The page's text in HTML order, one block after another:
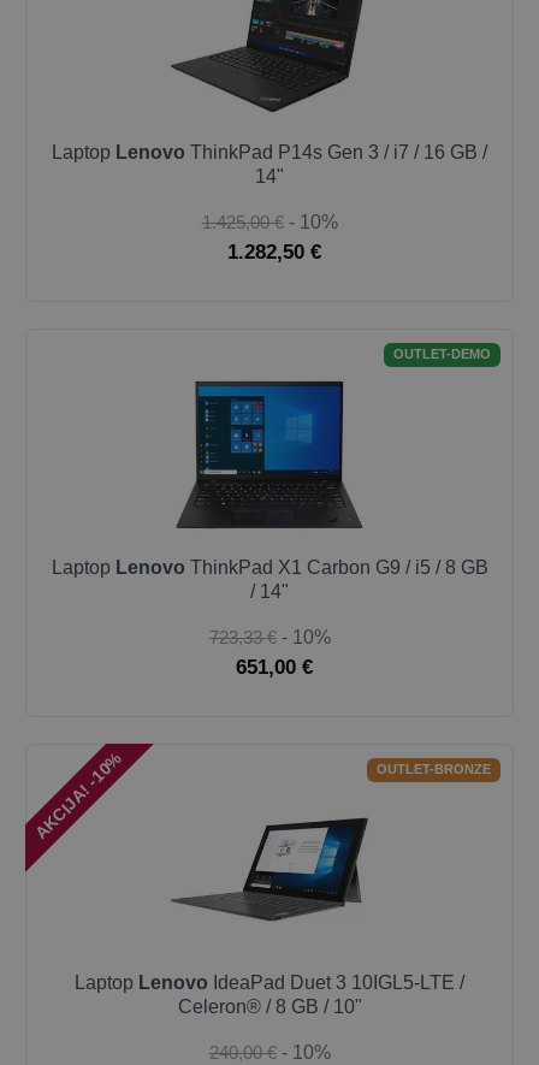
Laptop Lenovo ThinkPad P14s Gen 3 / i7 / 16 GB /
14"
1.425,00 € - 10%
1.282,50 €
OUTLET-DEMO
Laptop Lenovo ThinkPad X1 Carbon G9 / i5 / 8 GB
/ 14"
723,33 € - 10%
651,00 €
AKCIJA! -10% OUTLET-BRONZE
Laptop Lenovo IdeaPad Duet 3 10IGL5-LTE /
Celeron® / 8 GB / 10"
240,00 € - 10%